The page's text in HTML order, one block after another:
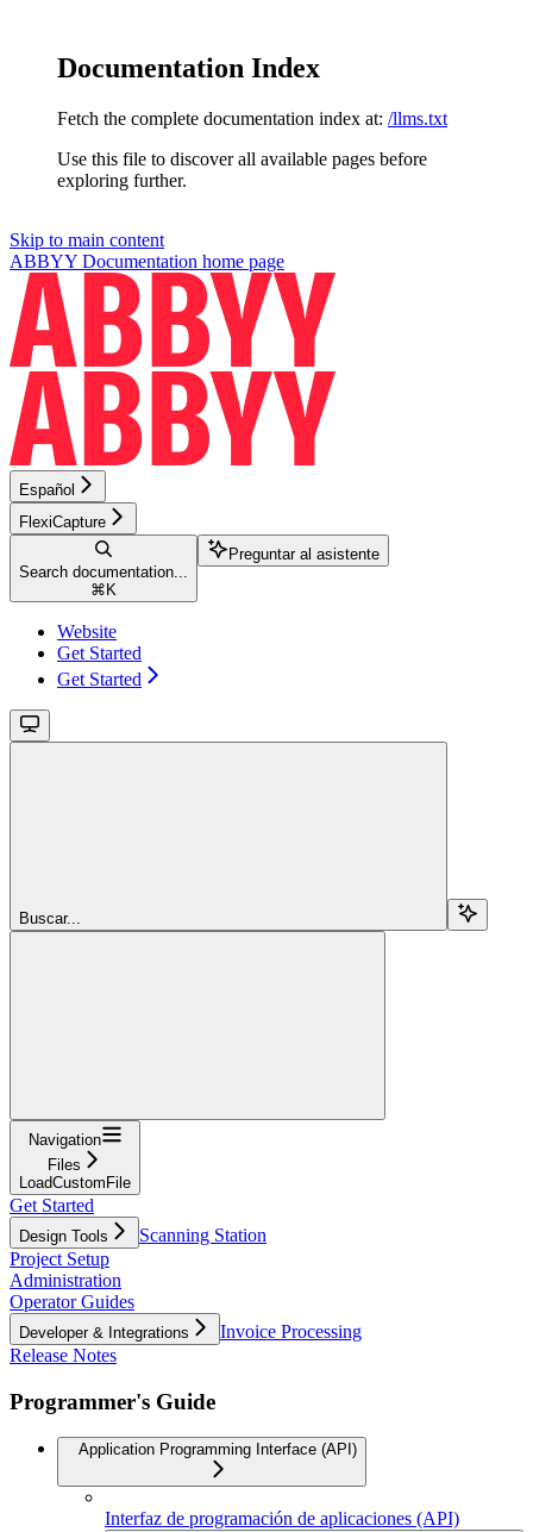
Documentation Index
Fetch the complete documentation index at: /llms.txt
Use this file to discover all available pages before
exploring further.
Skip to main content
ABBYY Documentation home page
Español
FlexiCapture
Search documentation...
⌘ K
Preguntar al asistente
Website
Get Started
Get Started
Buscar...
Navigation
Files
LoadCustomFile
Get Started
Design Tools
Scanning Station
Project Setup
Administration
Operator Guides
Developer & Integrations
Invoice Processing
Release Notes
Programmer's Guide
Application Programming Interface (API)
Interfaz de programación de aplicaciones (API)